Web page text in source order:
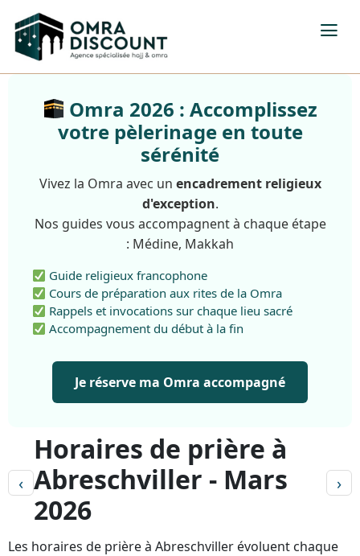
Omra 2026 : Accomplissez
votre pèlerinage en toute
sérénité
Vivez la Omra avec un encadrement religieux
d'exception.
Nos guides vous accompagnent à chaque étape
: Médine, Makkah
Guide religieux francophone
Cours de préparation aux rites de la Omra
Rappels et invocations sur chaque lieu sacré
Accompagnement du début à la fin
Je réserve ma Omra accompagné
‹
Horaires de prière à
Abreschviller - Mars
2026
›
Les horaires de prière à Abreschviller évoluent chaque